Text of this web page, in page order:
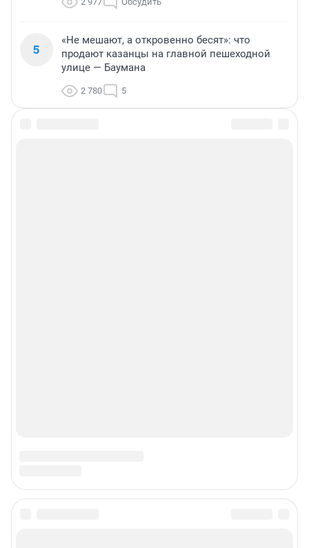
5
«Не мешают, а откровенно бесят»: что
продают казанцы на главной пешеходной
улице — Баумана
2 780 5